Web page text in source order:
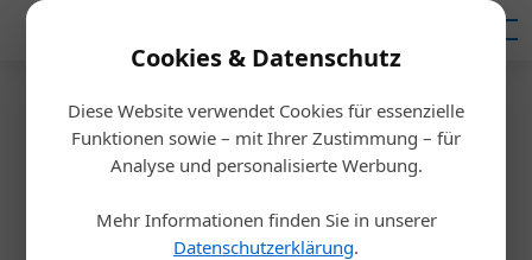
Cookies & Datenschutz
Diese Website verwendet Cookies für essenzielle
Funktionen sowie – mit Ihrer Zustimmung – für
Analyse und personalisierte Werbung.
Mehr Informationen finden Sie in unserer
Datenschutzerklärung.
Startseite/Wirtschaft
Steuerfreie Überstunden
Andrea Lehky 17.02.2026, 09:47 Uhr